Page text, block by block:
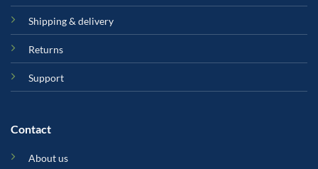
Shipping & delivery
Returns
Support
Contact
About us